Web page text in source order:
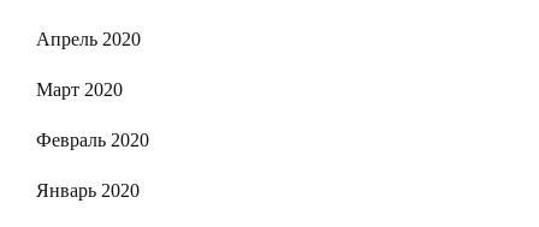
Апрель 2020
Март 2020
Февраль 2020
Январь 2020